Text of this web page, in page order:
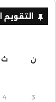
ن ث
3
4